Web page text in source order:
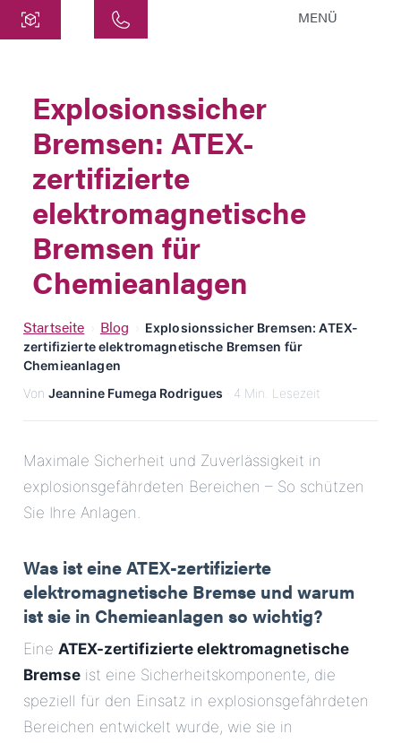
Siemensstraße 47
25462 Rellingen
info@atek.de
+49 4101 7953-0
Chat öffnen
Name
Firmenname
E-Mail
Anschrift
Nachricht
Nachricht senden
MENÜ
Explosionssicher
Bremsen: ATEX-
zertifizierte
elektromagnetische
Bremsen für
Chemieanlagen
Startseite Blog
Explosionssicher Bremsen: ATEX-
zertifizierte elektromagnetische Bremsen für
Chemieanlagen
Von Jeannine Fumega Rodrigues · 4 Min. Lesezeit
Maximale Sicherheit und Zuverlässigkeit in
explosionsgefährdeten Bereichen – So schützen
Sie Ihre Anlagen.
Was ist eine ATEX-zertifizierte
elektromagnetische Bremse und warum
ist sie in Chemieanlagen so wichtig?
Eine ATEX-zertifizierte elektromagnetische
Bremse ist eine Sicherheitskomponente, die
speziell für den Einsatz in explosionsgefährdeten
Bereichen entwickelt wurde, wie sie in